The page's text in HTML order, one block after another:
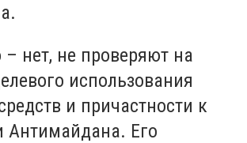
– нет, не проверяют на
использования
и причастности к
Антимайдана. Его